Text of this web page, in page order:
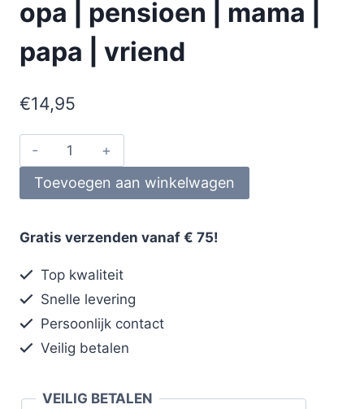
opa | pensioen | mama |
papa | vriend
€14,95
Toevoegen aan winkelwagen
Gratis verzenden vanaf € 75!
Top kwaliteit
Snelle levering
Persoonlijk contact
Veilig betalen
VEILIG BETALEN